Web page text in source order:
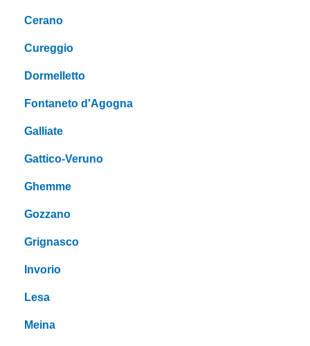
Cerano
Cureggio
Dormelletto
Fontaneto d'Agogna
Galliate
Gattico-Veruno
Ghemme
Gozzano
Grignasco
Invorio
Lesa
Meina